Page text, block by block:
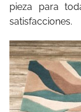
pieza para
satisfacciones.